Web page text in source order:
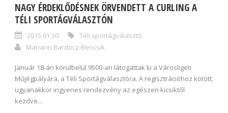
NAGY ÉRDEKLŐDÉSNEK ÖRVENDETT A CURLING A
TÉLI SPORTÁGVÁLASZTÓN
2015.01.30
Téli sportágválasztó
Mariann Bardocz-Bencsik
Január 18-án körülbelül 9500-an látogattak ki a Városligeti
Műjégpályára, a Téli Sportágválasztóra. A regisztrációhoz kötött,
ugyanakkor ingyenes rendezvény az egészen kicsiktől
kezdve...